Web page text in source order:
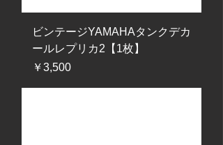
ビンテージYAMAHAタンクデカ
ールレプリカ2【1枚】
価格
￥3,500